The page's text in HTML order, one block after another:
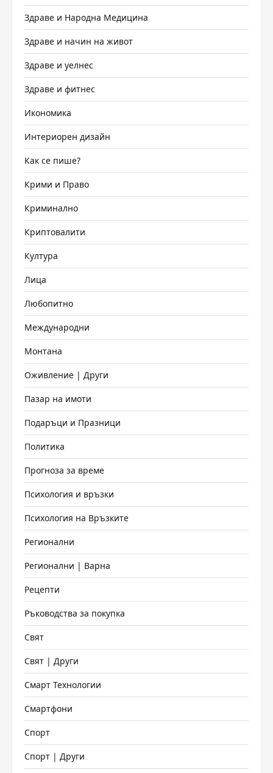
Здраве и Народна Медицина
Здраве и начин на живот
Здраве и уелнес
Здраве и фитнес
Икономика
Интериорен дизайн
Как се пише?
Крими и Право
Криминално
Криптовалити
Култура
Лица
Любопитно
Международни
Монтана
Оживление | Други
Пазар на имоти
Подаръци и Празници
Политика
Прогноза за време
Психология и връзки
Психология на Връзките
Регионални
Регионални | Варна
Рецепти
Ръководства за покупка
Свят
Свят | Други
Смарт Технологии
Смартфони
Спорт
Спорт | Други